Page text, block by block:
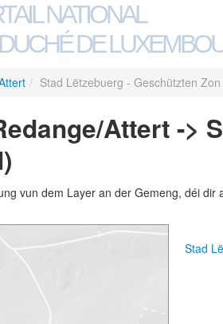
NATIONAL
DE
/ Stad Lëtzebuerg - Geschützten
Attert ->
vun dem Layer an der Gemeng, déi
Stad